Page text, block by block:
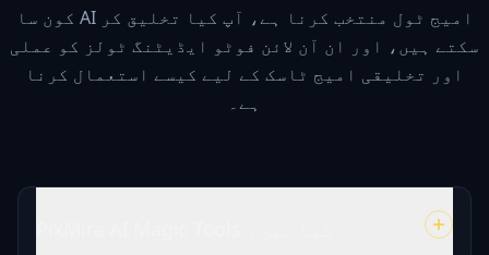
کون سا AI امیج ٹول منتخب کرنا ہے، آپ کیا تخلیق کر
سکتے ہیں، اور ان آن لائن فوٹو ایڈیٹنگ ٹولز کو عملی
اور تخلیقی امیج ٹاسک کے لیے کیسے استعمال کرنا
ہے۔